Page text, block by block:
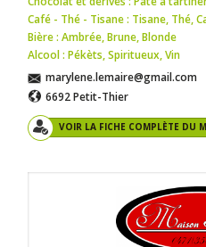
Café - Thé - Tisane : Tisane, Thé,
Bière : Ambrée,Brune,Blonde
Alcool : Pékèts,Spiritueux,Vin
marylene.lemaire@gmail.com
6692 Petit-Thier
VOIR LA FICHE COMPLÈTE DU